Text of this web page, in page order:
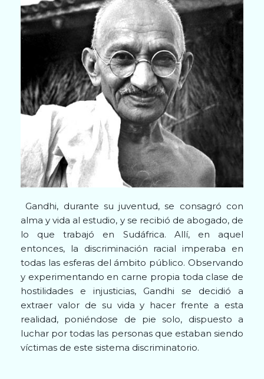
Gandhi, durante su juventud, se consagró con
alma y vida al estudio, y se recibió de abogado, de
lo que trabajó en Sudáfrica. Allí, en aquel
entonces, la discriminación racial imperaba en
todas las esferas del ámbito público. Observando
y experimentando en carne propia toda clase de
hostilidades e injusticias, Gandhi se decidió a
extraer valor de su vida y hacer frente a esta
realidad, poniéndose de pie solo, dispuesto a
luchar por todas las personas que estaban siendo
víctimas de este sistema discriminatorio.